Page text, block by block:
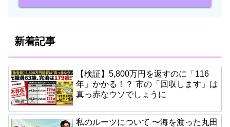
新着記事
【検証】5,800万円を返すのに「116
年」かかる！？ 市の「回収します」は
真っ赤なウソでしょうに
私のルーツについて 〜海を渡った丸田